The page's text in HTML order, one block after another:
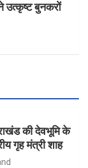
उत्कृष्ट बुनकरों
की देवभूमि के
गृह मंत्री शाह